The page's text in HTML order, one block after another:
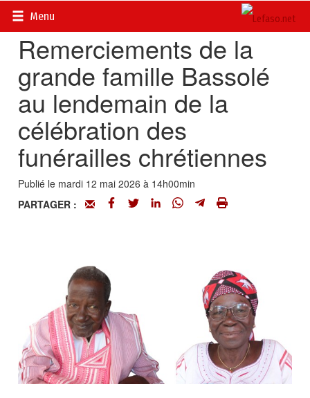
Menu
Accueil>
Remerciements de la
grande famille Bassolé
au lendemain de la
célébration des
funérailles chrétiennes
Publié le mardi 12 mai 2026 à 14h00min
PARTAGER :